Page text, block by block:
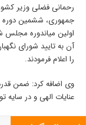
رحمانی فضلی وزیر
جمهوری، ششمین دوره
آن به تایید شورای
را اعلام فرمودند.
وی اضافه کرد: ضمن
عنایات الهی و در